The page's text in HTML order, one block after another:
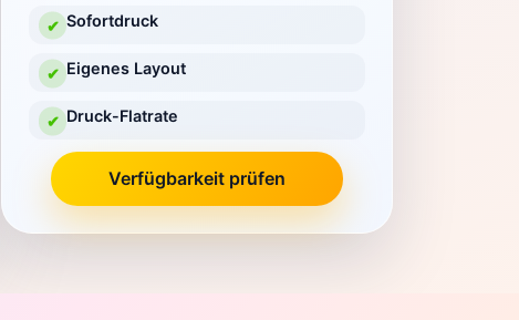
✔ Sofortdruck
✔ Eigenes Layout
✔ Druck-Flatrate
Verfügbarkeit prüfen